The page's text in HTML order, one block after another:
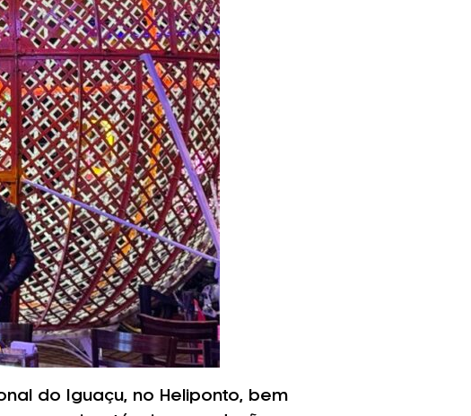
do Iguaçu, no Heliponto, bem